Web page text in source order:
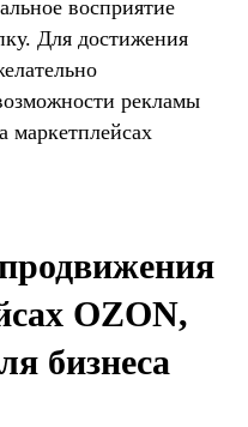
восприятие
Для достижения
рекламы
маркетплейсах
OZON,
бизнеса